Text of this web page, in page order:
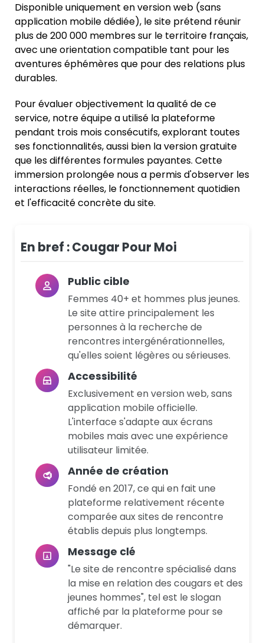
Disponible uniquement en version web (sans
application mobile dédiée), le site prétend réunir
plus de 200 000 membres sur le territoire français,
avec une orientation compatible tant pour les
aventures éphémères que pour des relations plus
durables.
Pour évaluer objectivement la qualité de ce
service, notre équipe a utilisé la plateforme
pendant trois mois consécutifs, explorant toutes
ses fonctionnalités, aussi bien la version gratuite
que les différentes formules payantes. Cette
immersion prolongée nous a permis d'observer les
interactions réelles, le fonctionnement quotidien
et l'efficacité concrète du site.
En bref : Cougar Pour Moi
Public cible
Femmes 40+ et hommes plus jeunes.
Le site attire principalement les
personnes à la recherche de
rencontres intergénérationnelles,
qu'elles soient légères ou sérieuses.
Accessibilité
Exclusivement en version web, sans
application mobile officielle.
L'interface s'adapte aux écrans
mobiles mais avec une expérience
utilisateur limitée.
Année de création
Fondé en 2017, ce qui en fait une
plateforme relativement récente
comparée aux sites de rencontre
établis depuis plus longtemps.
Message clé
"Le site de rencontre spécialisé dans
la mise en relation des cougars et des
jeunes hommes", tel est le slogan
affiché par la plateforme pour se
démarquer.